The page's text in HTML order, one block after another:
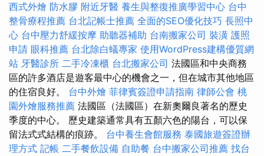
西式外燴 防水膠 附近牙醫 養生與整復推廣學習中心 台中
整骨療程推薦 台北記帳士推薦 全面的SEO優化技巧 長照中
心 台中壓力舒緩按摩 助聽器補助 台南搬家公司 裝潢 護照
申請 眼科推薦 台北除白蟻專家 使用WordPress建構優質網
站 牙醫診所 二手冷凍櫃 台北搬家公司 法國區和中央商務
區的許多酒店是遊客最中心的機會之一，但在城市其他地區
的住宿良好。 台中外燴 菲律賓簽證申請指南 律師公會 桃
園外燴服務推薦 法國區（法國區）在新奧爾良著名的歷史
季度的中心。 歷史建築通常具有五顏六色的陽台，可以保
留法式式結構的痕跡。 台中養生會館服務 泰國旅遊簽證辦
理方式 記帳 二手餐飲設備 自助餐 台中搬家公司推薦 找台